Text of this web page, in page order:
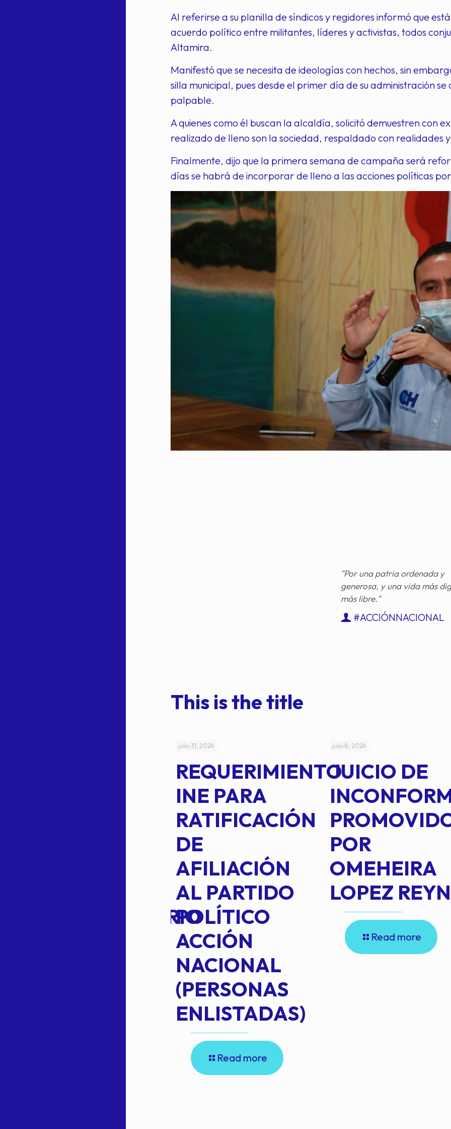
Al referirse a su planilla de síndicos y regidores informó que
acuerdo político entre militantes, líderes y activistas, todos
Altamira.
Manifestó que se necesita de ideologías con hechos, sin
silla municipal, pues desde el primer día de su administración
palpable.
A quienes como él buscan la alcaldía, solicitó demuestren con
realizado de lleno son la sociedad, respaldado con realidades
Finalmente, dijo que la primera semana de campaña será
días se habrá de incorporar de lleno a las acciones políticas
"Por una patria ordenada y
generosa, y una vida más
más libre."
#ACCIÓNNACIONAL
This is the title
EXTRAORDINARIO
julio 31, 2026
REQUERIMIENTO
INE PARA
RATIFICACIÓN
DE
AFILIACIÓN
AL PARTIDO
POLÍTICO
ACCIÓN
NACIONAL
(PERSONAS
ENLISTADAS)
Read more
julio 8, 2026
JUICIO DE
POR
OMEHEIRA
LOPEZ
Read more